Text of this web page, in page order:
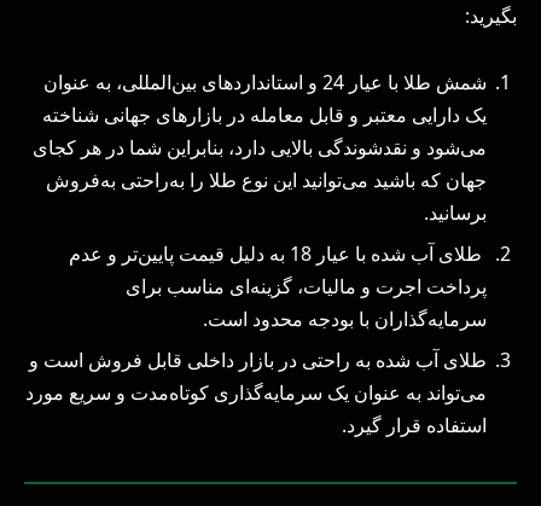
بگیرید:
شمش طلا با عیار 24 و استانداردهای بین‌المللی، به عنوان
یک دارایی معتبر و قابل معامله در بازارهای جهانی شناخته
می‌شود و نقدشوندگی بالایی دارد، بنابراین شما در هر کجای
جهان که باشید می‌توانید این نوع طلا را به‌راحتی به‌فروش
برسانید.
طلای آب شده با عیار 18 به دلیل قیمت پایین‌تر و عدم
پرداخت اجرت و مالیات، گزینه‌ای مناسب برای
سرمایه‌گذاران با بودجه محدود است.
طلای آب شده به راحتی در بازار داخلی قابل فروش است و
می‌تواند به عنوان یک سرمایه‌گذاری کوتاه‌مدت و سریع مورد
استفاده قرار گیرد.